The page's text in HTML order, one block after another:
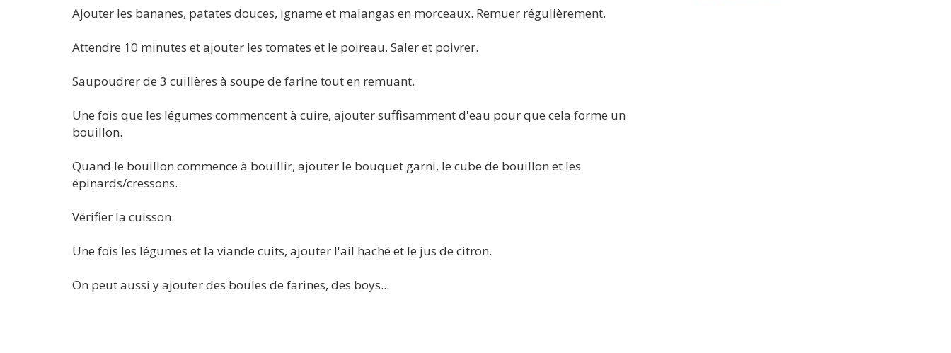
Ajouter les bananes, patates douces, igname et malangas en morceaux. Remuer régulièrement.
Attendre 10 minutes et ajouter les tomates et le poireau. Saler et poivrer.
Saupoudrer de 3 cuillères à soupe de farine tout en remuant.
Une fois que les légumes commencent à cuire, ajouter suffisamment d'eau pour que cela forme un
bouillon.
Quand le bouillon commence à bouillir, ajouter le bouquet garni, le cube de bouillon et les
épinards/cressons.
Vérifier la cuisson.
Une fois les légumes et la viande cuits, ajouter l'ail haché et le jus de citron.
On peut aussi y ajouter des boules de farines, des boys...